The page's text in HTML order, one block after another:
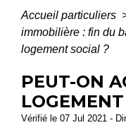
Accueil particuliers
immobilière : fin du
logement social ?
PEUT-ON
Vérifié le 07 Jul 2021 -